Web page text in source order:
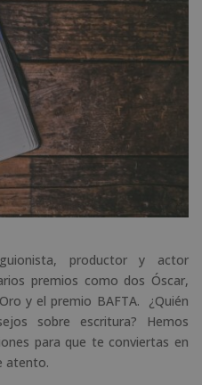
productor y actor
premios como dos Óscar,
y el premio BAFTA. ¿Quién
sobre escritura? Hemos
para que te conviertas en
atento.